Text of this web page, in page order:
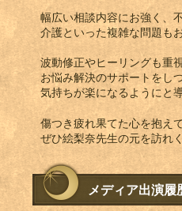
幅広い相談内容にお強く、
介護といった複雑な問題も
波動修正やヒーリングも重
お悩み解決のサポートをし
気持ちが楽になるようにと
傷つき疲れ果てた心を抱え
ぜひ絵梨奈先生の元を訪れ
メディア出演履